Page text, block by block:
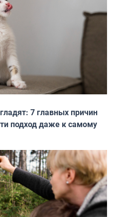
7 главных причин
подход даже к самому